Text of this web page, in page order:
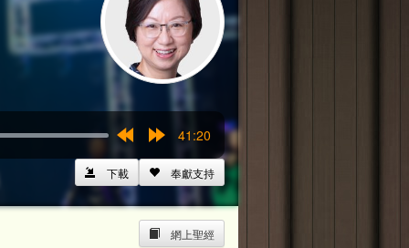
15s
15s
41:20
奉獻支持
下載
網上聖經